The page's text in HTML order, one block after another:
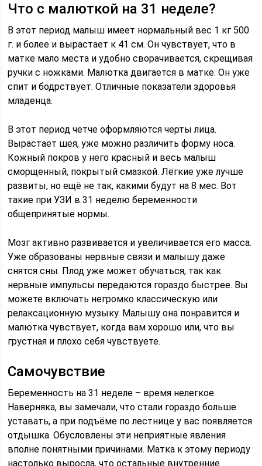
Что с малюткой на 31 неделе?
В этот период малыш имеет нормальный вес 1 кг 500
г. и более и вырастает к 41 см. Он чувствует, что в
матке мало места и удобно сворачивается, скрещивая
ручки с ножками. Малютка двигается в матке. Он уже
спит и бодрствует. Отличные показатели здоровья
младенца.
В этот период четче оформляются черты лица.
Вырастает шея, уже можно различить форму носа.
Кожный покров у него красный и весь малыш
сморщенный, покрытый смазкой. Лёгкие уже лучше
развиты, но ещё не так, какими будут на 8 мес. Вот
такие при УЗИ в 31 неделю беременности
общепринятые нормы.
Мозг активно развивается и увеличивается его масса.
Уже образованы нервные связи и малышу даже
снятся сны. Плод уже может обучаться, так как
нервные импульсы передаются гораздо быстрее. Вы
можете включать негромко классическую или
релаксационную музыку. Малышу она понравится и
малютка чувствует, когда вам хорошо или, что вы
грустная и плохо себя чувствуете.
Самочувствие
Беременность на 31 неделе – время нелегкое.
Наверняка, вы замечали, что стали гораздо больше
уставать, а при подъёме по лестнице у вас появляется
отдышка. Обусловлены эти неприятные явления
вполне понятными причинами. Матка к этому периоду
настолько выросла, что остальные внутренние